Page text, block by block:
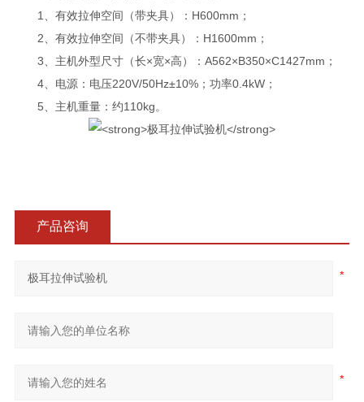
1、有效拉伸空间（带夹具）：H600mm；
2、有效拉伸空间（不带夹具）：H1600mm；
3、主机外型尺寸（长×宽×高）：A562×B350×C1427mm；
4、电源：电压220V/50Hz±10%；功率0.4kW；
5、主机重量：约110kg。
产品咨询